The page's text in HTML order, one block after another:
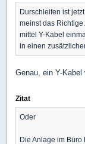
Durschleifen ist
meinst das
mittel Y-Kabel
in einen
Genau, ein Y-
Zitat
Oder
Die Anlage im Büro